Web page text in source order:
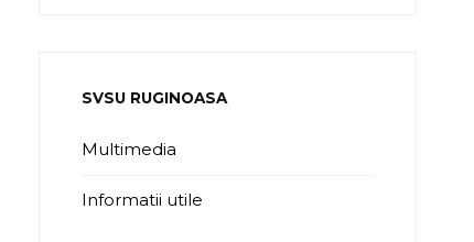
SVSU RUGINOASA
Multimedia
Informatii utile